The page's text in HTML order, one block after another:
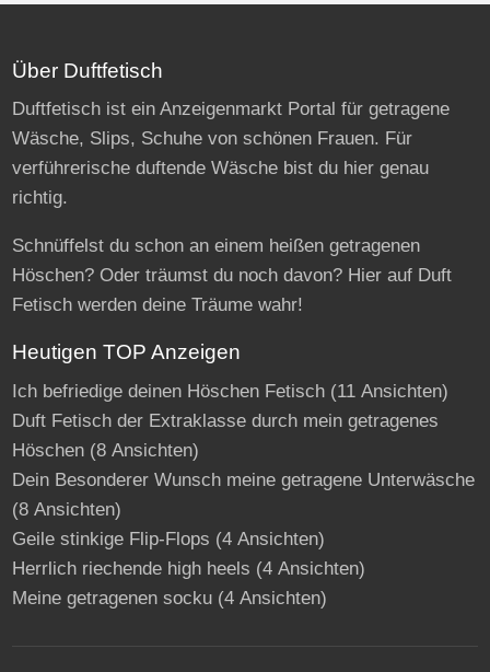
Über Duftfetisch
Duftfetisch ist ein Anzeigenmarkt Portal für getragene
Wäsche, Slips, Schuhe von schönen Frauen. Für
verführerische duftende Wäsche bist du hier genau
richtig.
Schnüffelst du schon an einem heißen getragenen
Höschen? Oder träumst du noch davon? Hier auf Duft
Fetisch werden deine Träume wahr!
Heutigen TOP Anzeigen
Ich befriedige deinen Höschen Fetisch(11 Ansichten)
Duft Fetisch der Extraklasse durch mein getragenes
Höschen(8 Ansichten)
Dein Besonderer Wunsch meine getragene Unterwäsche
(8 Ansichten)
Geile stinkige Flip-Flops (4 Ansichten)
Herrlich riechende high heels (4 Ansichten)
Meine getragenen socku(4 Ansichten)